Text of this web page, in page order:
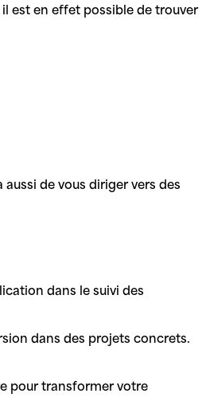
est en effet possible de trouver
de vous diriger vers des
dans le suivi des
dans des projets concrets.
pour transformer votre